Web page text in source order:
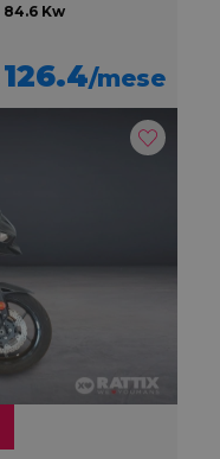
84.6 Kw
126.4/mese